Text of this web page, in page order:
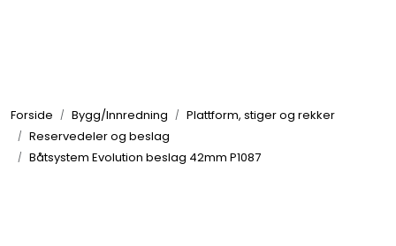
Forside Bygg/Innredning
Plattform, stiger og rekker
Reservedeler og beslag
Båtsystem Evolution beslag 42mm P1087
Elektrisk